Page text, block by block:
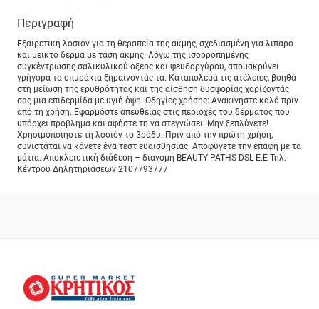
Περιγραφή
Εξαιρετική λοσιόν για τη θεραπεία της ακμής, σχεδιασμένη για λιπαρό
και μεικτό δέρμα με τάση ακμής. Λόγω της ισορροπημένης
συγκέντρωσης σαλικυλικού οξέος και ψευδαργύρου, απομακρύνει
γρήγορα τα σπυράκια ξηραίνοντάς τα. Καταπολεμά τις ατέλειες, βοηθά
στη μείωση της ερυθρότητας και της αίσθηση δυσφορίας χαρίζοντάς
σας μια επιδερμίδα με υγιή όψη. Οδηγίες χρήσης: Ανακινήστε καλά πριν
από τη χρήση. Εφαρμόστε απευθείας στις περιοχές του δέρματος που
υπάρχει πρόβλημα και αφήστε τη να στεγνώσει. Μην ξεπλύνετε!
Χρησιμοποιήστε τη λοσιόν το βράδυ. Πριν από την πρώτη χρήση,
συνιστάται να κάνετε ένα τεστ ευαισθησίας. Αποφύγετε την επαφή με τα
μάτια. Αποκλειστική διάθεση – διανομή BEAUTY PATHS DSL E.E Τηλ.
Κέντρου Δηλητηριάσεων 2107793777